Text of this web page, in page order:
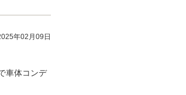
年02月09日
車体コンデ